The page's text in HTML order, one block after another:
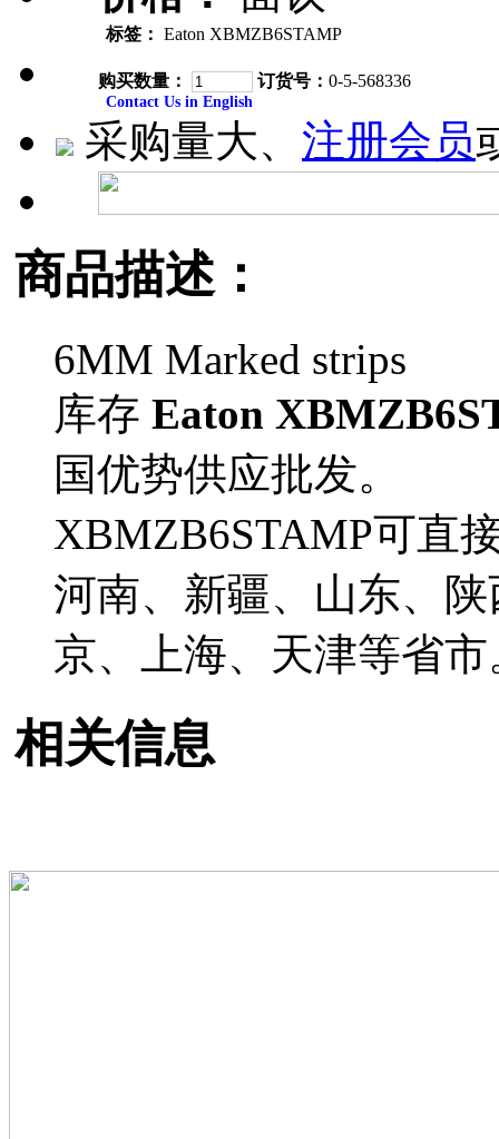
标签： Eaton XBMZB6STAMP
购买数量： 订货号： 0-5-568336
Contact Us in English
采购量大、 注册会员
商品描述：
6MM Marked strips
库存 Eaton
国优势供应批发。
XBMZB6STAMP可直
河南、新疆、山东、
京、上海、天津等省市
相关信息